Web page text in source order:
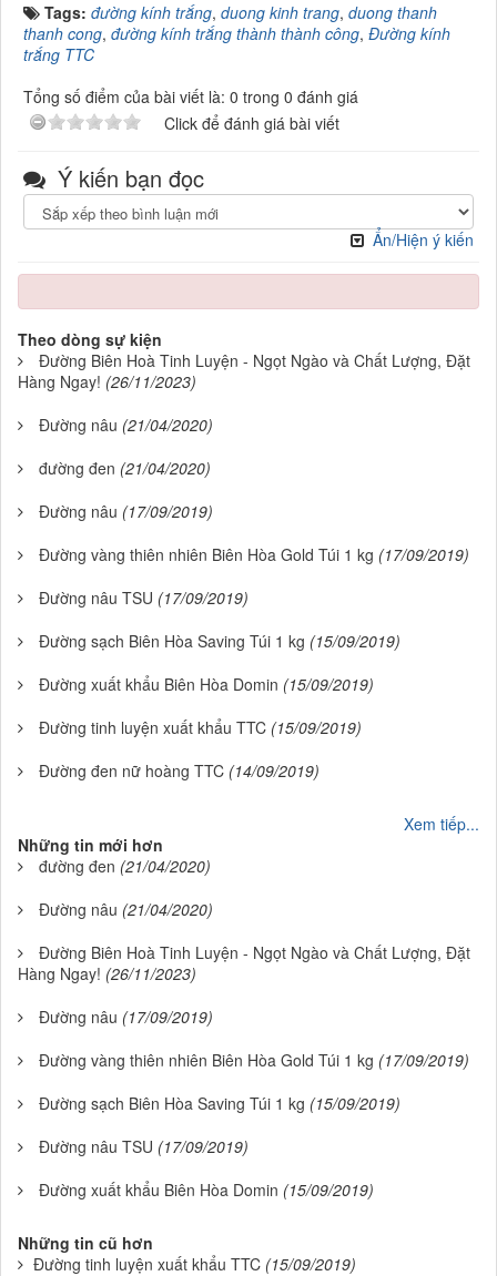
Tags: đường kính trắng, duong kinh trang, duong thanh
thanh cong, đường kính trắng thành thành công, Đường kính
trắng TTC
Tổng số điểm của bài viết là: 0 trong 0 đánh giá
Click để đánh giá bài viết
Ý kiến bạn đọc
Ẩn/Hiện ý kiến
Theo dòng sự kiện
Đường Biên Hoà Tinh Luyện - Ngọt Ngào và Chất Lượng, Đặt
Hàng Ngay! (26/11/2023)
Đường nâu (21/04/2020)
đường đen (21/04/2020)
Đường nâu (17/09/2019)
Đường vàng thiên nhiên Biên Hòa Gold Túi 1 kg (17/09/2019)
Đường nâu TSU (17/09/2019)
Đường sạch Biên Hòa Saving Túi 1 kg (15/09/2019)
Đường xuất khẩu Biên Hòa Domin (15/09/2019)
Đường tinh luyện xuất khẩu TTC (15/09/2019)
Đường đen nữ hoàng TTC (14/09/2019)
Xem tiếp...
Những tin mới hơn
đường đen (21/04/2020)
Đường nâu (21/04/2020)
Đường Biên Hoà Tinh Luyện - Ngọt Ngào và Chất Lượng, Đặt
Hàng Ngay! (26/11/2023)
Đường nâu (17/09/2019)
Đường vàng thiên nhiên Biên Hòa Gold Túi 1 kg (17/09/2019)
Đường sạch Biên Hòa Saving Túi 1 kg (15/09/2019)
Đường nâu TSU (17/09/2019)
Đường xuất khẩu Biên Hòa Domin (15/09/2019)
Những tin cũ hơn
Đường tinh luyện xuất khẩu TTC (15/09/2019)